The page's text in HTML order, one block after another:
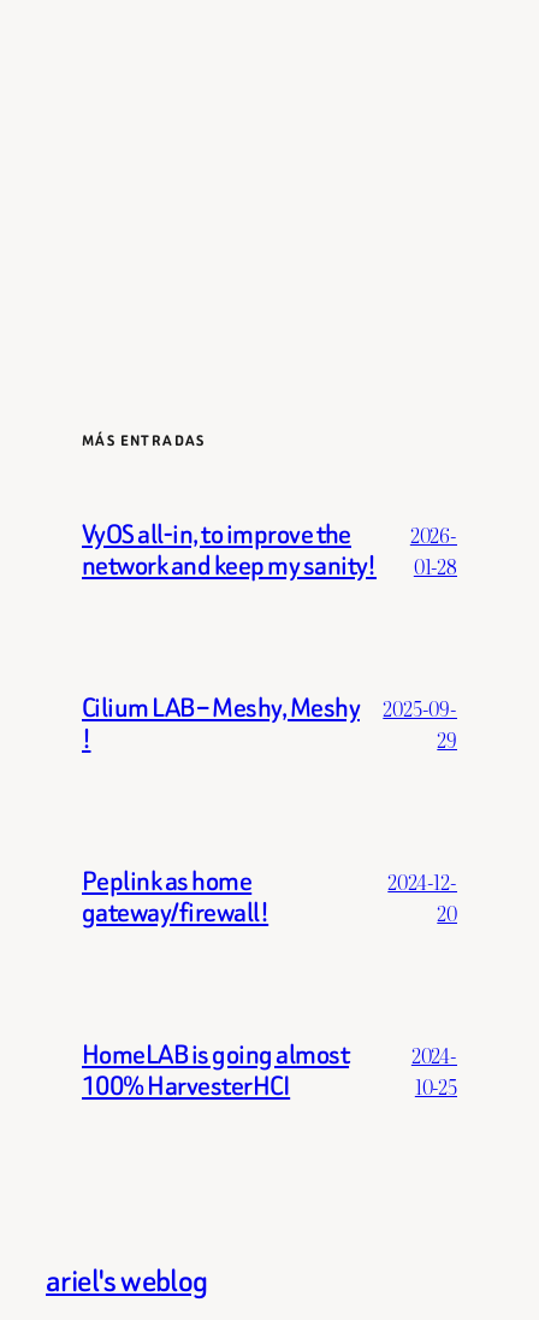
MÁS ENTRADAS
VyOS all-in, to improve the
network and keep my sanity!
2026-
01-28
Cilium LAB – Meshy, Meshy
!
2025-09-
29
Peplink as home
gateway/firewall!
2024-12-
20
HomeLAB is going almost
100% HarvesterHCI
2024-
10-25
ariel's weblog